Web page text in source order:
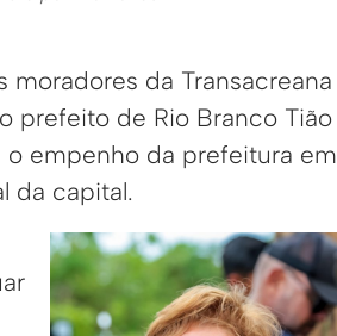
da Transacreana
prefeito de Rio Branco Tião
empenho da prefeitura em
da capital.